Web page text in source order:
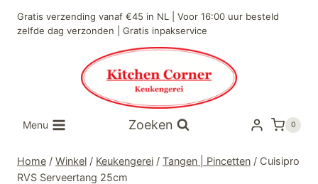
naar
Gratis verzending vanaf €45 in NL | Voor 16:00 uur besteld
zelfde dag verzonden | Gratis inpakservice
Menu Zoeken 0
Home / Winkel / Keukengerei / Tangen | Pincetten / Cuisipro
RVS Serveertang 25cm